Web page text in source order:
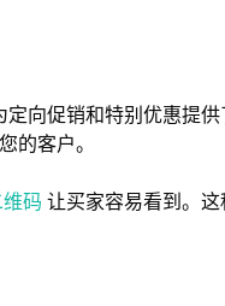
向促销和特别优惠提
的客户。
码 让买家容易看到。